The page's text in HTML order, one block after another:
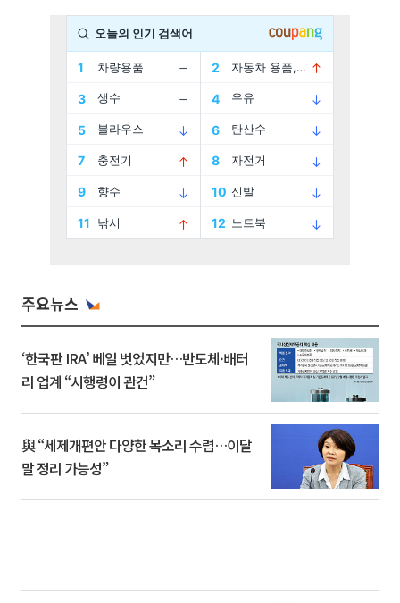
주요뉴스
‘한국판 IRA’ 베일 벗었지만…반도체·배터
리 업계 “시행령이 관건”
與 “세제개편안 다양한 목소리 수렴…이달
말 정리 가능성”